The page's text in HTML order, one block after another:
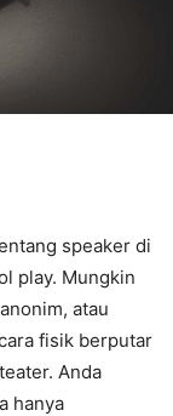
speaker di
play. Mungkin
atau
fisik berputar
Anda
hanya